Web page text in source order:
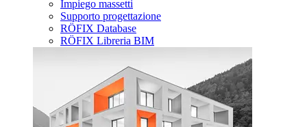
Impiego massetti
Supporto progettazione
RÖFIX Database
RÖFIX Libreria BIM